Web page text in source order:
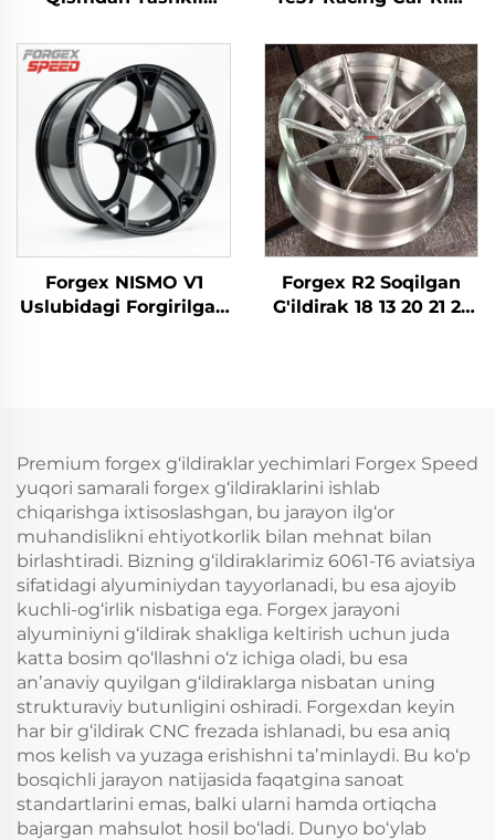
18 19 20 dyuym
Chuqur Lab, Polirovka
Qilingan 5x114.3 Lexus
IS300 Nissan 350Z
370Z GS300 S13 R32
uchun
Aluminum Custom
Forged Rims for
Nissan 370Z 350Z
Toyota Honda
Forgex NISMO V1
Uslubidagi Forgirilgan
350Z Infiniti Q50 Q60
G35 G37 uchun
Forgex R2 Soqilgan
G'ildirak 18 13 20 21 22
Premium forgex g‘ildiraklar yechimlari Forgex Speed
yuqori samarali forgex g‘ildiraklarini ishlab
chiqarishga ixtisoslashgan, bu jarayon ilg‘or
muhandislikni ehtiyotkorlik bilan mehnat bilan
birlashtiradi. Bizning g‘ildiraklarimiz 6061-T6 aviatsiya
sifatidagi alyuminiydan tayyorlanadi, bu esa ajoyib
kuchli-og‘irlik nisbatiga ega. Forgex jarayoni
alyuminiyni g‘ildirak shakliga keltirish uchun juda
katta bosim qo‘llashni o‘z ichiga oladi, bu esa
anʼanaviy quyilgan g‘ildiraklarga nisbatan uning
strukturaviy butunligini oshiradi. Forgexdan keyin
har bir g‘ildirak CNC frezada ishlanadi, bu esa aniq
mos kelish va yuzaga erishishni taʼminlaydi. Bu ko‘p
bosqichli jarayon natijasida faqatgina sanoat
standartlarini emas, balki ularni hamda ortiqcha
bajargan mahsulot hosil bo‘ladi. Dunyo bo‘ylab